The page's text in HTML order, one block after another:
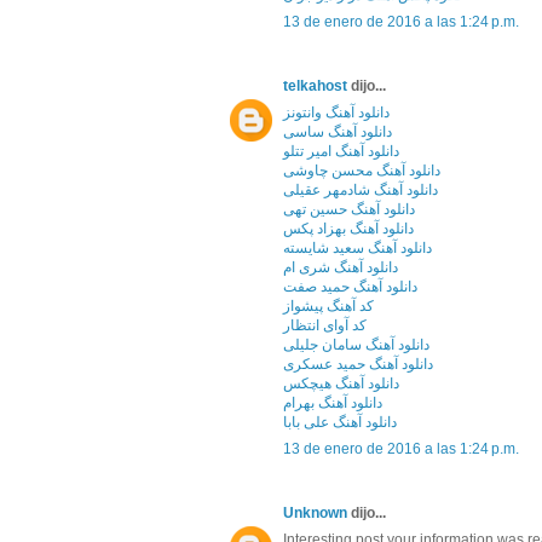
13 de enero de 2016 a las 1:24 p.m.
telkahost dijo...
دانلود آهنگ وانتونز
دانلود آهنگ ساسی
دانلود آهنگ امیر تتلو
دانلود آهنگ محسن چاوشی
دانلود آهنگ شادمهر عقیلی
دانلود آهنگ حسین تهی
دانلود آهنگ بهزاد پکس
دانلود آهنگ سعید شایسته
دانلود آهنگ شری ام
دانلود آهنگ حمید صفت
کد آهنگ پیشواز
کد آوای انتظار
دانلود آهنگ سامان جلیلی
دانلود آهنگ حمید عسکری
دانلود آهنگ هیچکس
دانلود آهنگ بهرام
دانلود آهنگ علی بابا
13 de enero de 2016 a las 1:24 p.m.
Unknown dijo...